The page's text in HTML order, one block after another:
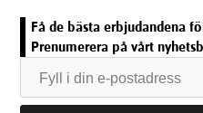
Få de bästa erbjudandena
Prenumerera på vårt